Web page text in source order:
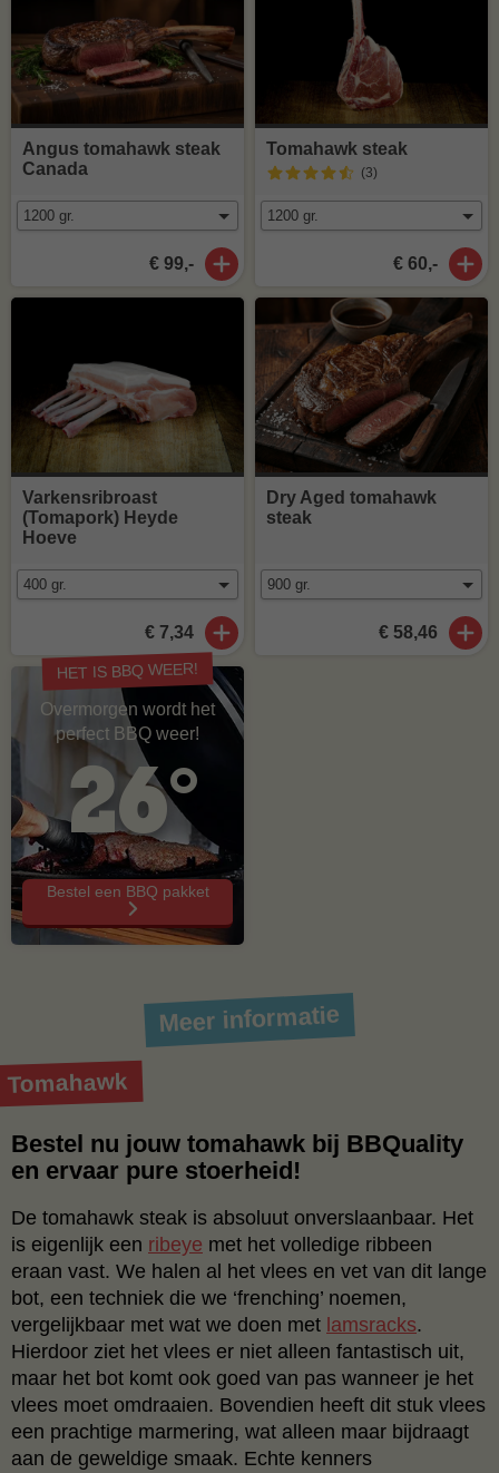
Angus tomahawk steak
Canada
€ 99,-
Tomahawk steak
(3)
€ 60,-
Varkensribroast
(Tomapork) Heyde
Hoeve
€ 7,34
Dry Aged tomahawk
steak
€ 58,46
HET IS BBQ WEER!
Overmorgen wordt het
perfect BBQ weer!
26°
Bestel een BBQ pakket
Meer informatie
Tomahawk
Bestel nu jouw tomahawk bij BBQuality
en ervaar pure stoerheid!
De tomahawk steak is absoluut onverslaanbaar. Het
is eigenlijk een ribeye met het volledige ribbeen
eraan vast. We halen al het vlees en vet van dit lange
bot, een techniek die we ‘frenching’ noemen,
vergelijkbaar met wat we doen met lamsracks.
Hierdoor ziet het vlees er niet alleen fantastisch uit,
maar het bot komt ook goed van pas wanneer je het
vlees moet omdraaien. Bovendien heeft dit stuk vlees
een prachtige marmering, wat alleen maar bijdraagt
aan de geweldige smaak. Echte kenners